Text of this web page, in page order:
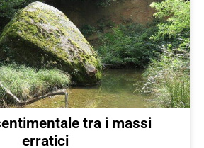
tra i massi
erratici